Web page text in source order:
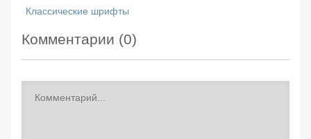
Классические шрифты
Комментарии (0)